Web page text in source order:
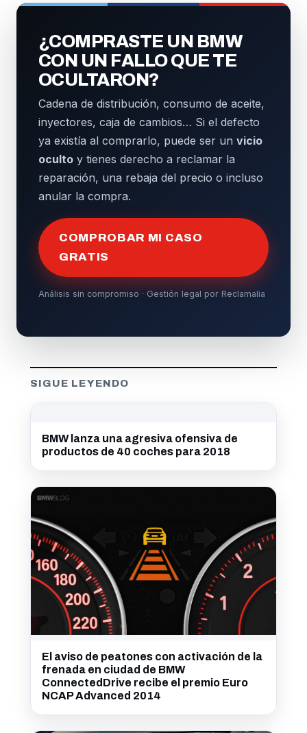
¿COMPRASTE UN BMW
CON UN FALLO QUE TE
OCULTARON?
Cadena de distribución, consumo de aceite,
inyectores, caja de cambios… Si el defecto
ya existía al comprarlo, puede ser un vicio
oculto y tienes derecho a reclamar la
reparación, una rebaja del precio o incluso
anular la compra.
COMPROBAR MI CASO
GRATIS
Análisis sin compromiso · Gestión legal por Reclamalia
SIGUE LEYENDO
BMW lanza una agresiva ofensiva de
productos de 40 coches para 2018
El aviso de peatones con activación de la
frenada en ciudad de BMW
ConnectedDrive recibe el premio Euro
NCAP Advanced 2014